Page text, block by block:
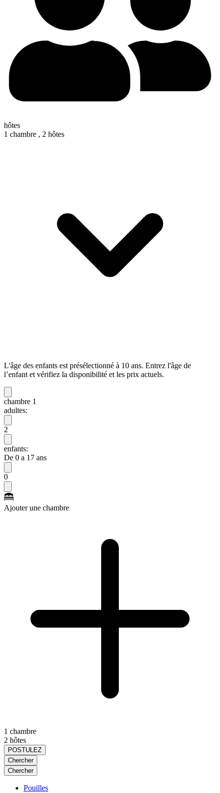
hôtes
1 chambre , 2 hôtes
L'âge des enfants est présélectionné à 10 ans. Entrez l'âge de
l’enfant et vérifiez la disponibilité et les prix actuels.
chambre 1
adultes:
2
enfants:
De 0 a 17 ans
0
Ajouter une chambre
1 chambre
2 hôtes
POSTULEZ
Chercher
Chercher
Pouilles